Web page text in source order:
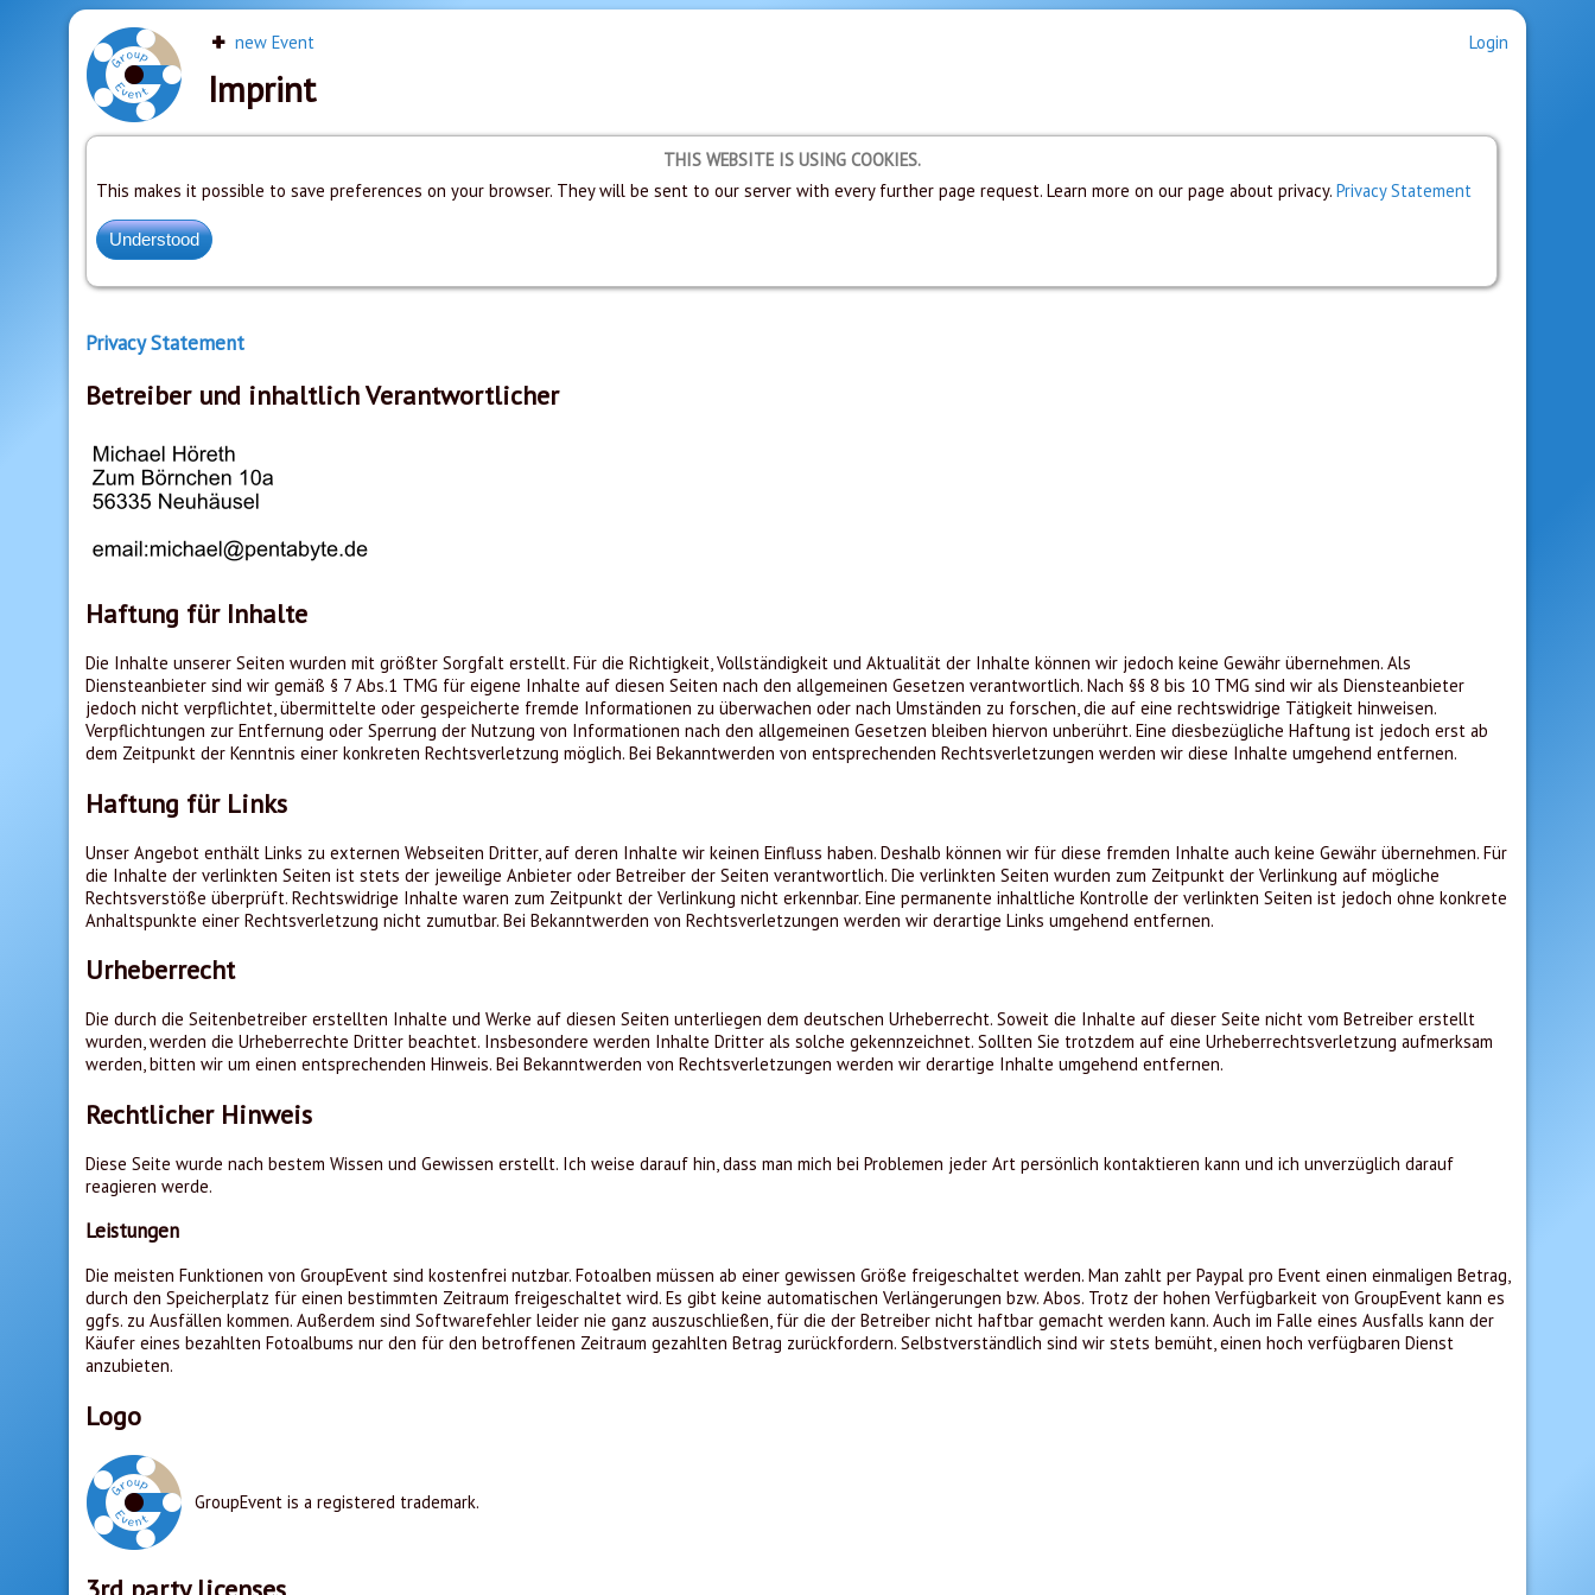
new Event Login
Imprint
THIS WEBSITE IS USING COOKIES.
This makes it possible to save preferences on your browser. They will be sent to our server with every further page request. Learn more on our page about privacy. Privacy Statement
Privacy Statement
Betreiber und inhaltlich Verantwortlicher
Haftung für Inhalte
Die Inhalte unserer Seiten wurden mit größter Sorgfalt erstellt. Für die Richtigkeit, Vollständigkeit und Aktualität der Inhalte können wir jedoch keine Gewähr übernehmen. Als
Diensteanbieter sind wir gemäß § 7 Abs.1 TMG für eigene Inhalte auf diesen Seiten nach den allgemeinen Gesetzen verantwortlich. Nach §§ 8 bis 10 TMG sind wir als Diensteanbieter
jedoch nicht verpflichtet, übermittelte oder gespeicherte fremde Informationen zu überwachen oder nach Umständen zu forschen, die auf eine rechtswidrige Tätigkeit hinweisen.
Verpflichtungen zur Entfernung oder Sperrung der Nutzung von Informationen nach den allgemeinen Gesetzen bleiben hiervon unberührt. Eine diesbezügliche Haftung ist jedoch erst ab
dem Zeitpunkt der Kenntnis einer konkreten Rechtsverletzung möglich. Bei Bekanntwerden von entsprechenden Rechtsverletzungen werden wir diese Inhalte umgehend entfernen.
Haftung für Links
Unser Angebot enthält Links zu externen Webseiten Dritter, auf deren Inhalte wir keinen Einfluss haben. Deshalb können wir für diese fremden Inhalte auch keine Gewähr übernehmen. Für
die Inhalte der verlinkten Seiten ist stets der jeweilige Anbieter oder Betreiber der Seiten verantwortlich. Die verlinkten Seiten wurden zum Zeitpunkt der Verlinkung auf mögliche
Rechtsverstöße überprüft. Rechtswidrige Inhalte waren zum Zeitpunkt der Verlinkung nicht erkennbar. Eine permanente inhaltliche Kontrolle der verlinkten Seiten ist jedoch ohne konkrete
Anhaltspunkte einer Rechtsverletzung nicht zumutbar. Bei Bekanntwerden von Rechtsverletzungen werden wir derartige Links umgehend entfernen.
Urheberrecht
Die durch die Seitenbetreiber erstellten Inhalte und Werke auf diesen Seiten unterliegen dem deutschen Urheberrecht. Soweit die Inhalte auf dieser Seite nicht vom Betreiber erstellt
wurden, werden die Urheberrechte Dritter beachtet. Insbesondere werden Inhalte Dritter als solche gekennzeichnet. Sollten Sie trotzdem auf eine Urheberrechtsverletzung aufmerksam
werden, bitten wir um einen entsprechenden Hinweis. Bei Bekanntwerden von Rechtsverletzungen werden wir derartige Inhalte umgehend entfernen.
Rechtlicher Hinweis
Diese Seite wurde nach bestem Wissen und Gewissen erstellt. Ich weise darauf hin, dass man mich bei Problemen jeder Art persönlich kontaktieren kann und ich unverzüglich darauf
reagieren werde.
Leistungen
Die meisten Funktionen von GroupEvent sind kostenfrei nutzbar. Fotoalben müssen ab einer gewissen Größe freigeschaltet werden. Man zahlt per Paypal pro Event einen einmaligen Betrag,
durch den Speicherplatz für einen bestimmten Zeitraum freigeschaltet wird. Es gibt keine automatischen Verlängerungen bzw. Abos. Trotz der hohen Verfügbarkeit von GroupEvent kann es
ggfs. zu Ausfällen kommen. Außerdem sind Softwarefehler leider nie ganz auszuschließen, für die der Betreiber nicht haftbar gemacht werden kann. Auch im Falle eines Ausfalls kann der
Käufer eines bezahlten Fotoalbums nur den für den betroffenen Zeitraum gezahlten Betrag zurückfordern. Selbstverständlich sind wir stets bemüht, einen hoch verfügbaren Dienst
anzubieten.
Logo
GroupEvent is a registered trademark.